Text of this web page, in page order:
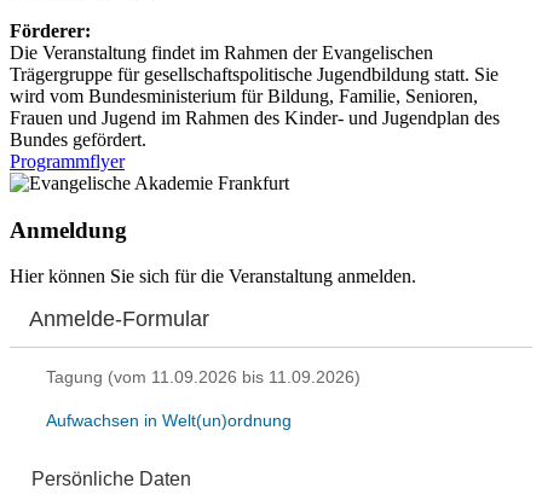
Förderer:
Die Veranstaltung findet im Rahmen der Evangelischen
Trägergruppe für gesellschaftspolitische Jugendbildung statt. Sie
wird vom Bundesministerium für Bildung, Familie, Senioren,
Frauen und Jugend im Rahmen des Kinder- und Jugendplan des
Bundes gefördert.
Programmflyer
Anmeldung
Hier können Sie sich für die Veranstaltung anmelden.